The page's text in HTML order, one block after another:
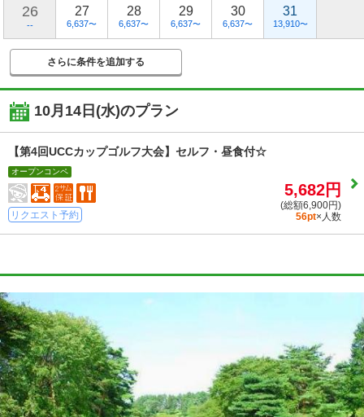
26
--
27
6,637〜
28
6,637〜
29
6,637〜
30
6,637〜
31
13,910〜
さらに条件を追加する
10月14日(水)のプラン
【第4回UCCカップゴルフ大会】セルフ・昼食付☆
オープンコンペ
リクエスト予約
5,682円
(総額6,900円)
56pt×人数